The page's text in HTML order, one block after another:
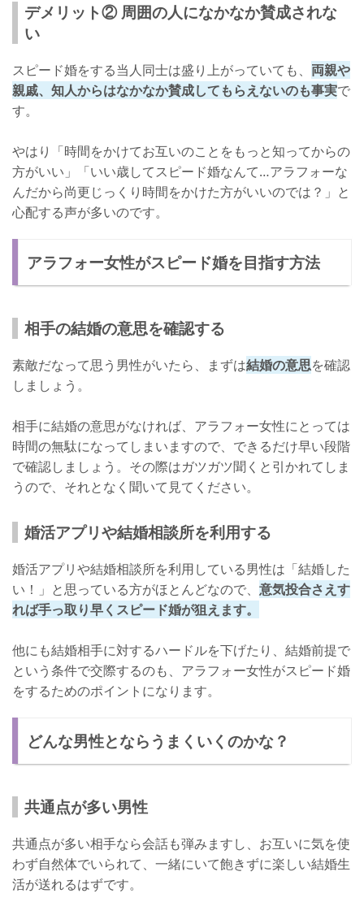
デメリット② 周囲の人になかなか賛成されな
い
スピード婚をする当人同士は盛り上がっていても、 両親や
親戚、知人からはなかなか賛成してもらえないのも事実で
す。
やはり「時間をかけてお互いのことをもっと知ってからの
方がいい」「いい歳してスピード婚なんて…アラフォーな
んだから尚更じっくり時間をかけた方がいいのでは？」と
心配する声が多いのです。
アラフォー女性がスピード婚を目指す方法
相手の結婚の意思を確認する
素敵だなって思う男性がいたら、まずは結婚の意思を確認
しましょう。
相手に結婚の意思がなければ、アラフォー女性にとっては
時間の無駄になってしまいますので、できるだけ早い段階
で確認しましょう。その際はガツガツ聞くと引かれてしま
うので、それとなく聞いて見てください。
婚活アプリや結婚相談所を利用する
婚活アプリや結婚相談所を利用している男性は「結婚した
い！」と思っている方がほとんどなので、 意気投合さえす
れば手っ取り早くスピード婚が狙えます。
他にも結婚相手に対するハードルを下げたり、結婚前提で
という条件で交際するのも、アラフォー女性がスピード婚
をするためのポイントになります。
どんな男性とならうまくいくのかな？
共通点が多い男性
共通点が多い相手なら会話も弾みますし、お互いに気を使
わず自然体でいられて、一緒にいて飽きずに楽しい結婚生
活が送れるはずです。